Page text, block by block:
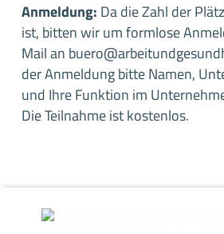
Anmeldung: Da die Zahl der
ist, bitten wir um formlose
Mail an
der Anmeldung bitte Namen,
und Ihre Funktion im
Die Teilnahme ist kostenlos.